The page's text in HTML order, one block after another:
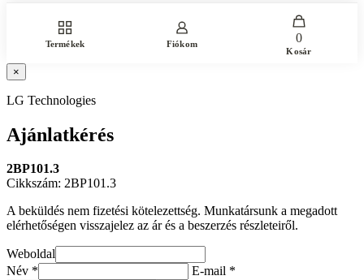
Termékek Fiókom 0
Kosár
×
LG Technologies
Ajánlatkérés
2BP101.3
Cikkszám: 2BP101.3
A beküldés nem fizetési kötelezettség. Munkatársunk a megadott
elérhetőségen visszajelez az ár és a beszerzés részleteiről.
Weboldal
Név *
E-mail *